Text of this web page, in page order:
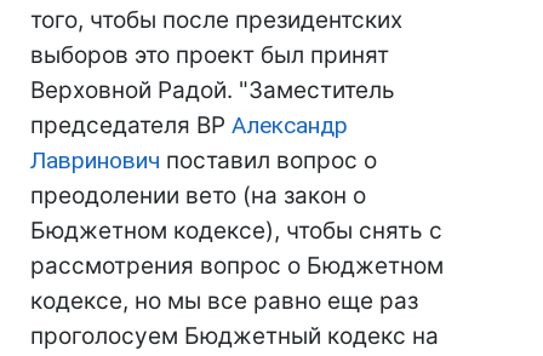
того, чтобы после президентских
выборов это проект был принят
Верховной Радой. "Заместитель
председателя ВР Александр
Лавринович поставил вопрос о
преодолении вето (на закон о
Бюджетном кодексе), чтобы снять с
рассмотрения вопрос о Бюджетном
кодексе, но мы все равно еще раз
проголосуем Бюджетный кодекс на